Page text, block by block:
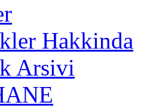
Hakkinda
Arsivi